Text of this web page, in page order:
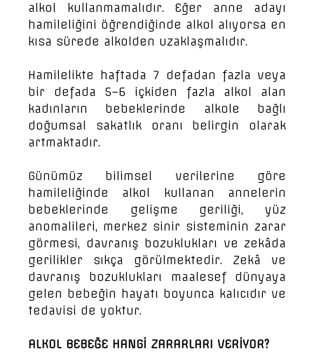
alkol kullanmamalıdır. Eğer anne adayı
hamileliğini öğrendiğinde alkol alıyorsa en
kısa sürede alkolden uzaklaşmalıdır.
Hamilelikte haftada 7 defadan fazla veya
bir defada 5–6 içkiden fazla alkol alan
kadınların bebeklerinde alkole bağlı
doğumsal sakatlık oranı belirgin olarak
artmaktadır.
Günümüz bilimsel verilerine göre
hamileliğinde alkol kullanan annelerin
bebeklerinde gelişme geriliği, yüz
anomalileri, merkez sinir sisteminin zarar
görmesi, davranış bozuklukları ve zekâda
gerilikler sıkça görülmektedir. Zekâ ve
davranış bozuklukları maalesef dünyaya
gelen bebeğin hayatı boyunca kalıcıdır ve
tedavisi de yoktur.
ALKOL BEBEĞE HANGİ ZARARLARI VERİYOR?